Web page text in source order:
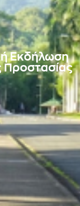
Εκδήλωση
Προστασίας